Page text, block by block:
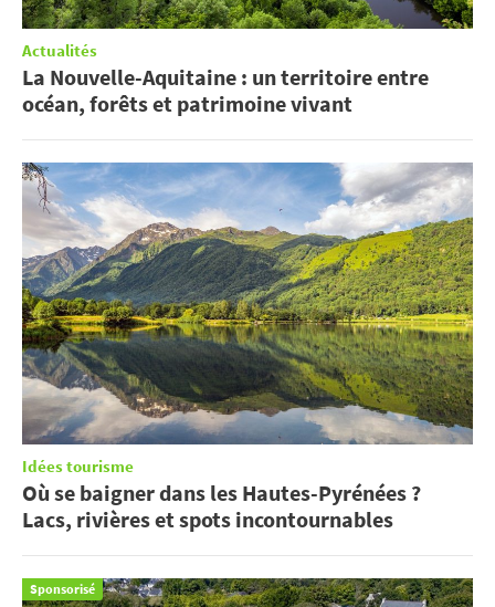
Actualités
La Nouvelle-Aquitaine : un territoire entre
océan, forêts et patrimoine vivant
Idées tourisme
Où se baigner dans les Hautes-Pyrénées ?
Lacs, rivières et spots incontournables
Sponsorisé